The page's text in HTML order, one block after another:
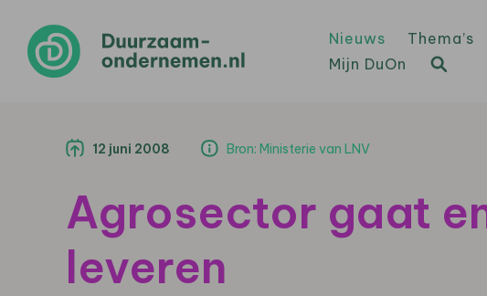
Nieuws Thema’s
Mijn DuOn
12 juni 2008 Bron: Ministerie van LNV
Agrosector gaat
leveren